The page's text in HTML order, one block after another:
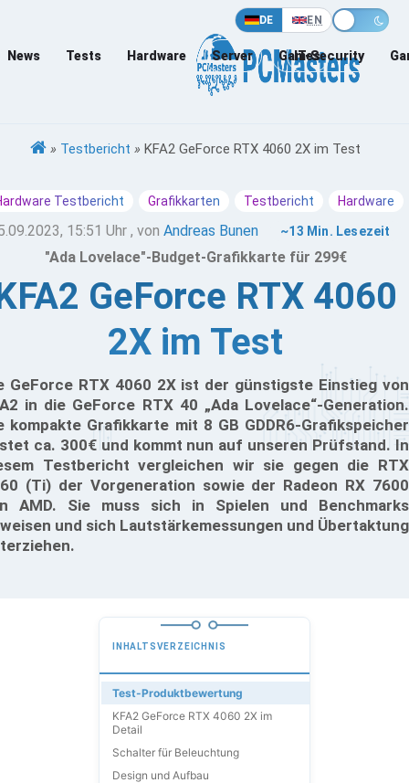
DE EN
News Tests Hardware Server Games
IT-Security
» Testbericht » KFA2 GeForce RTX 4060 2X im Test
Testbericht Grafikkarten Testbericht Hardware
15:51 Uhr , vonAndreas Bunen ~13 Min. Lesezeit
"Ada Lovelace"-Budget-Grafikkarte für 299€
GeForce RTX 4060
2X im Test
GeForce RTX 4060 2X ist der günstigste Einstieg von
in die GeForce RTX 40 „Ada Lovelace“-Generation.
kompakte Grafikkarte mit 8 GB GDDR6-Grafikspeicher
ca. 300€ und kommt nun auf unseren Prüfstand. In
Testbericht vergleichen wir sie gegen die RTX
(Ti) der Vorgeneration sowie der Radeon RX 7600
AMD. Sie muss sich in Spielen und Benchmarks
und sich Lautstärkemessungen und Übertaktung
INHALTSVERZEICHNIS
Test-Produktbewertung
KFA2 GeForce RTX 4060 2X im
Detail
Schalter für Beleuchtung
Design und Aufbau